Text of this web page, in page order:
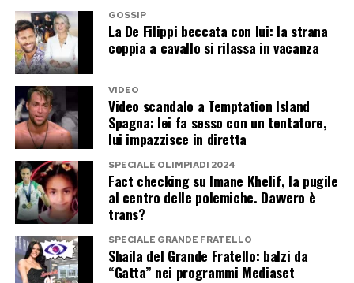
GOSSIP
La De Filippi beccata con lui: la strana
coppia a cavallo si rilassa in vacanza
VIDEO
Video scandalo a Temptation Island
Spagna: lei fa sesso con un tentatore,
lui impazzisce in diretta
SPECIALE OLIMPIADI 2024
Fact checking su Imane Khelif, la pugile
al centro delle polemiche. Davvero è
trans?
SPECIALE GRANDE FRATELLO
Shaila del Grande Fratello: balzi da
“Gatta” nei programmi Mediaset